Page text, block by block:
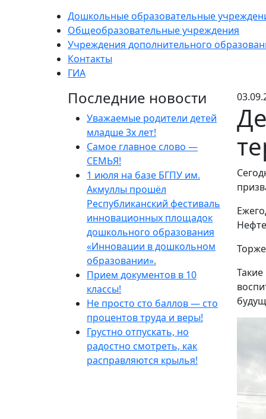
Дошкольные образовательные
Общеобразовательные учреждения
Учреждения дополнительного
Контакты
ГИА
Последние новости
Уважаемые родители детей
младше 3х лет!
Самое главное слово —
СЕМЬЯ!
1 июля на базе БГПУ им.
Акмуллы прошёл
Республиканский фестиваль
инновационных площадок
дошкольного образования
«Инновации в дошкольном
образовании».
Прием документов в 10
классы!
Не просто сто баллов — сто
процентов труда и веры!
Грустно отпускать, но
радостно смотреть, как
расправляются крылья!